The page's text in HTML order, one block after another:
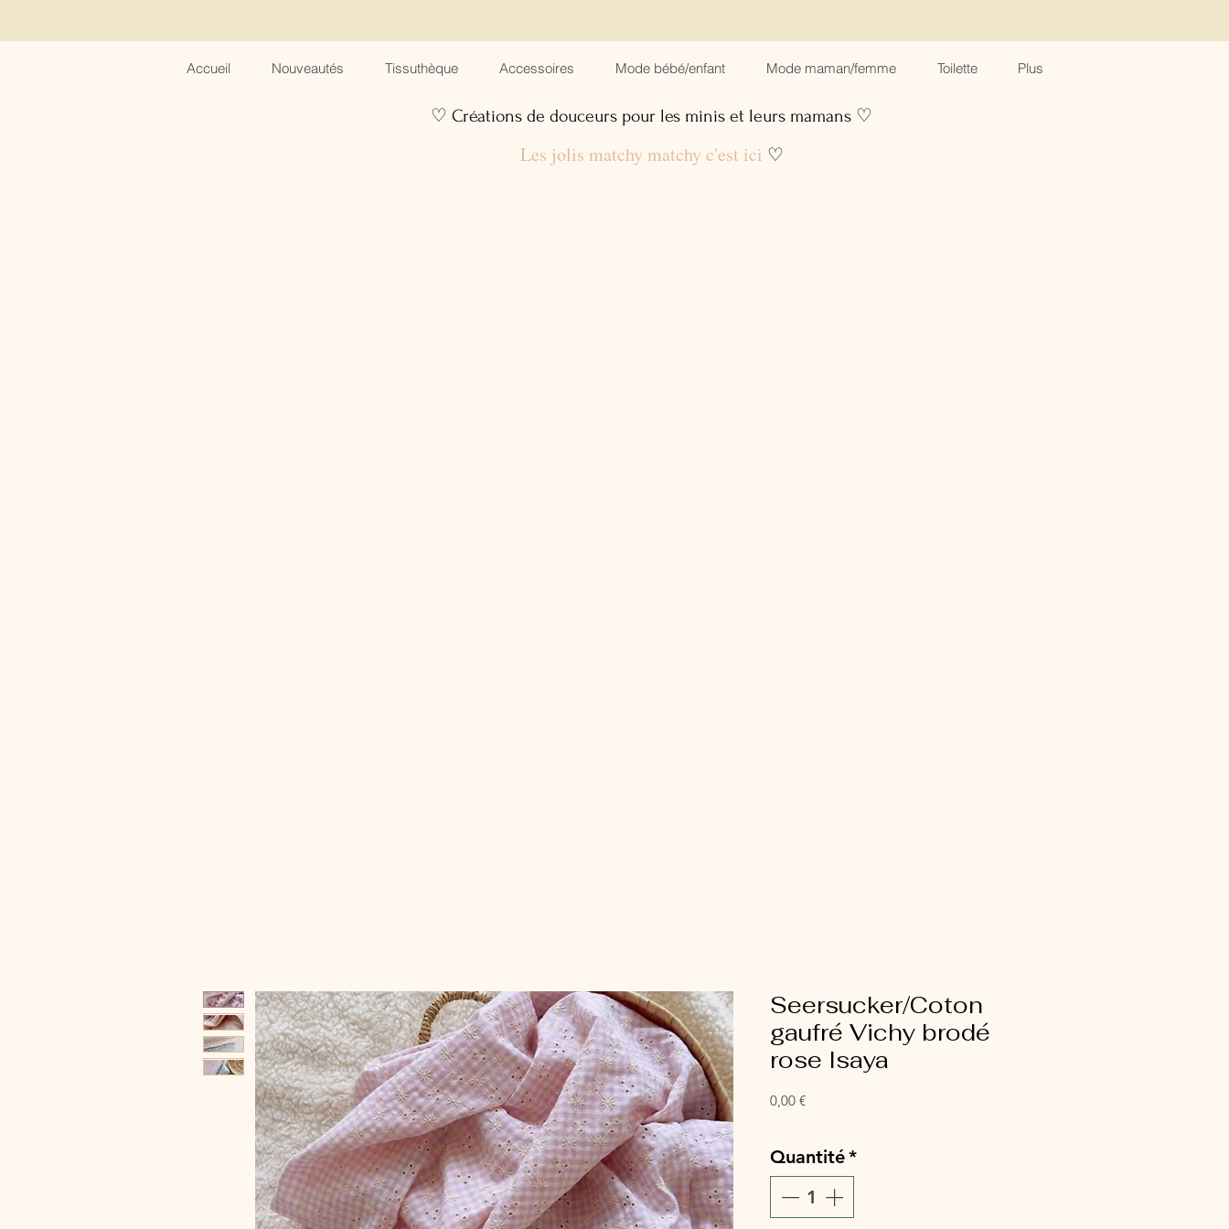
Accueil Nouveautés Tissuthèque Accessoires Mode bébé/enfant Mode maman/femme Toilette Plus
♡ Créations de douceurs pour les minis et leurs mamans ♡
Les jolis matchy matchy c'est ici ♡
Seersucker/Coton
gaufré Vichy brodé
rose Isaya
0,00 €Prix
Quantité*